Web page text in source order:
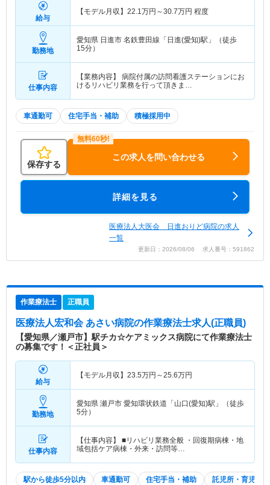
給与
【モデル月収】 22.1万円～30.7万円 程度
勤務地
愛知県 日進市 名鉄豊田線「日進(愛知)駅」（徒歩
15分）
仕事内容
【業務内容】 病院付属の訪問看護ステーションにお
けるリハビリ業務を行って頂きま…
車通勤可 住宅手当・補助 積極採用中
保存する
この求人を問い合わせる
詳細を見る
医療法人大医会 日進おりど病院の求人
一覧
更新日：2026/08/06 求人番号：591862
作業療法士 正職員
医療法人宏和会 あさい病院の作業療法士求人(正職員)
【愛知県／瀬戸市】駅チカ☆ケアミックス病院にて作業療法士
の募集です！＜正社員＞
給与
【モデル月収】 23.5万円～25.6万円
勤務地
愛知県 瀬戸市 愛知環状鉄道「山口(愛知)駅」（徒歩
5分）
仕事内容
【仕事内容】 ■リハビリ業務全般 ・回復期病棟・地
域包括ケア病棟・外来・訪問等…
駅から徒歩5分以内 車通勤可 住宅手当・補助 託児所・育児補助